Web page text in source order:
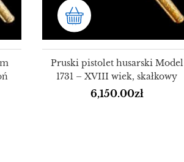
Pruski pistolet husarski Model
1731 – XVIII wiek, skałkowy
6,150.00zł